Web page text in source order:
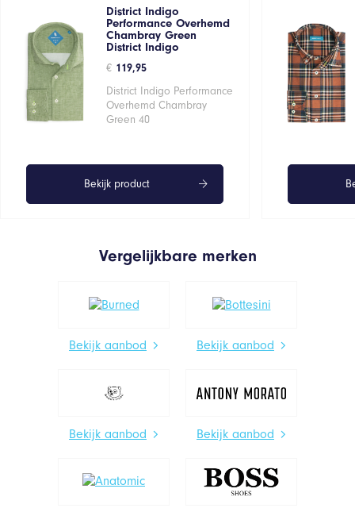
District Indigo
Performance Overhemd
Chambray Green
District Indigo
€ 119,95
District Indigo Performance
Overhemd Chambray
Green 40
Bekijk product
Vergelijkbare merken
Bekijk aanbod Bekijk aanbod
Bekijk aanbod Bekijk aanbod